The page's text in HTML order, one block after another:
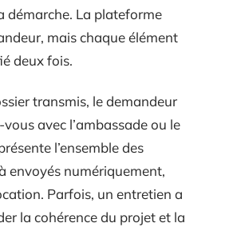
démarche. La plateforme
mais chaque élément
deux fois.
transmis, le demandeur
avec l’ambassade ou le
l’ensemble des
envoyés numériquement,
Parfois, un entretien a
la cohérence du projet et la